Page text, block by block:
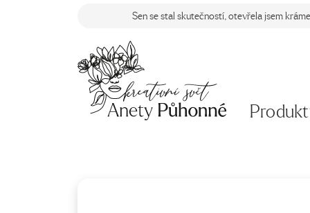
Sen se stal skutečností, otevřela jsem